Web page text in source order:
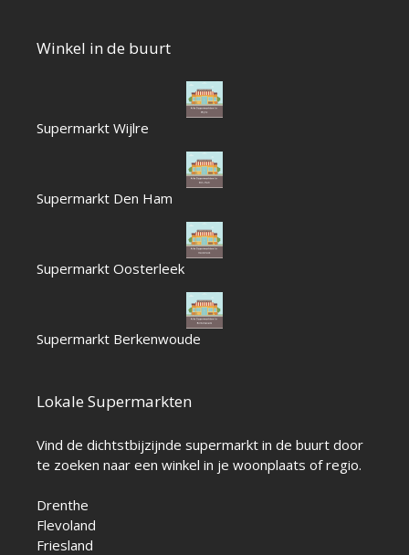
Winkel in de buurt
Supermarkt Wijlre
Supermarkt Den Ham
Supermarkt Oosterleek
Supermarkt Berkenwoude
Lokale Supermarkten
Vind de dichtstbijzijnde supermarkt in de buurt door
te zoeken naar een winkel in je woonplaats of regio.
Drenthe
Flevoland
Friesland